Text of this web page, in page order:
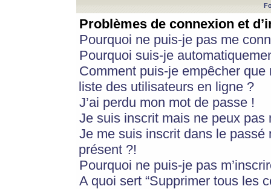
Problèmes de connexion et
Pourquoi ne puis-je pas me
Pourquoi suis-je
Comment puis-je empêcher
liste des utilisateurs en ligne ?
J’ai perdu mon mot de passe !
Je suis inscrit mais ne peux pas
Je me suis inscrit dans le
présent ?!
Pourquoi ne puis-je pas
A quoi sert “Supprimer tous les